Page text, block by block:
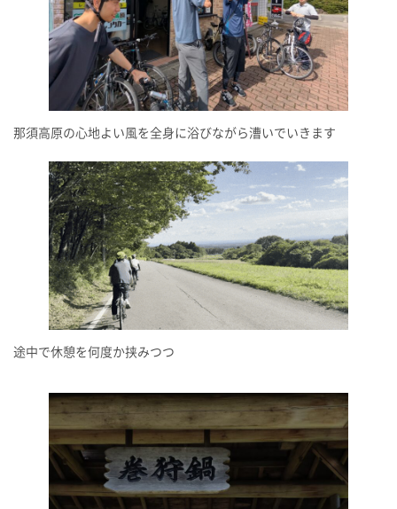
那須高原の心地よい風を全身に浴びながら漕いでいきます
途中で休憩を何度か挟みつつ